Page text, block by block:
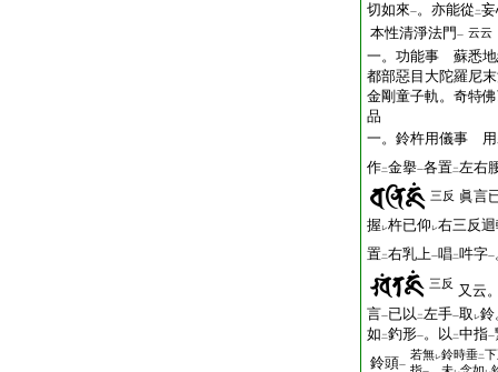
切如來一。亦能從 二
本性清淨法門 一 云云
一。功能事 蘇悉地
都部惡目大陀羅尼
金剛童子軌。奇特
品
一。鈴杵用儀事 用
作二金擧一各置二左右
三反 眞言
握 レ杵已仰 レ右三反
置二右乳上一唱二吽字一
三反 又云
言一已以 二左手一取 レ鈴
如 二釣形一。以 二中指一
鈴頭一
若無レ鈴時垂二